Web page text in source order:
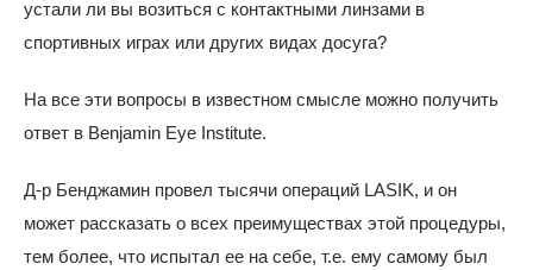
устали ли вы возиться с контактными линзами в
спортивных играх или других видах досуга?
На все эти вопросы в известном смысле можно получить
ответ в Benjamin Eye Institute.
Д-р Бенджамин провел тысячи операций LASIK, и он
может рассказать о всех преимуществах этой процедуры,
тем более, что испытал ее на себе, т.е. ему самому был